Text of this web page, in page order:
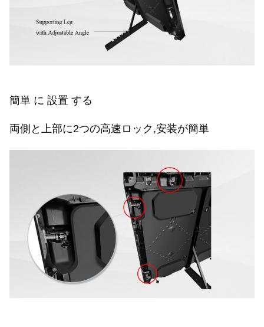
簡単 に 設置 する
両側と上部に2つの高速ロック,安装が簡単